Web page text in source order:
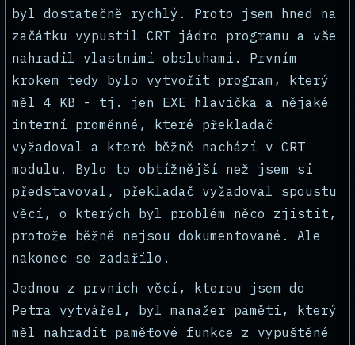
byl dostatečně rychlý. Proto jsem hned na
začátku vypustil CRT jádro programu a vše
nahradil vlastními obsluhami. Prvním
krokem tedy bylo vytvořit program, který
měl 4 KB - tj. jen EXE hlavička a nějaké
interní proměnné, které překladač
vyžadoval a které běžně nachází v CRT
modulu. Bylo to obtížnější než jsem si
představoval, překladač vyžadoval spoustu
věcí, o kterých byl problém něco zjistit,
protože běžně nejsou dokumentované. Ale
nakonec se zadařilo.
Jednou z prvních věcí, kterou jsem do
Petra vytvářel, byl manažer paměti, který
měl nahradit paměťové funkce z vypuštěné